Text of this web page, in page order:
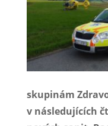
skupinám
v následujících